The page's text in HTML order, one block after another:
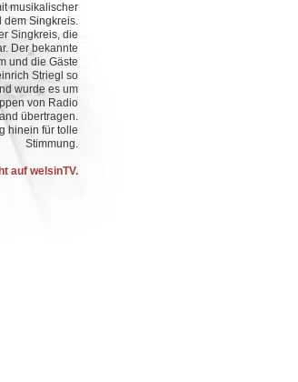
musikalischer
dem Singkreis.
Singkreis, die
Der bekannte
und die Gäste
Striegl so
wurde es um
von Radio
übertragen.
hinein für tolle
Stimmung.
auf welsinTV.